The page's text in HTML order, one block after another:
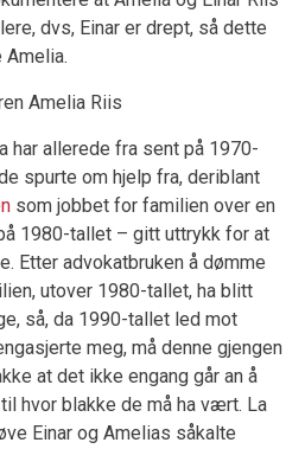
dvs, Einar er drept, så dette
Amelia.
Amelia Riis
har allerede fra sent på 1970-
spurte om hjelp fra, deriblant
som jobbet for familien over en
1980-tallet – gitt uttrykk for at
Etter advokatbruken å dømme
utover 1980-tallet, ha blitt
så, da 1990-tallet led mot
meg, må denne gjengen
at det ikke engang går an å
hvor blakke de må ha vært. La
Einar og Amelias såkalte